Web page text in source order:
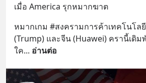
เมื่อ America รุกหมากฆาต
หมากเกม #สงครามการค้าเทคโนโล
(Trump) และจีน (Huawei) ครานี้เดิ
ใค... อ่านต่อ